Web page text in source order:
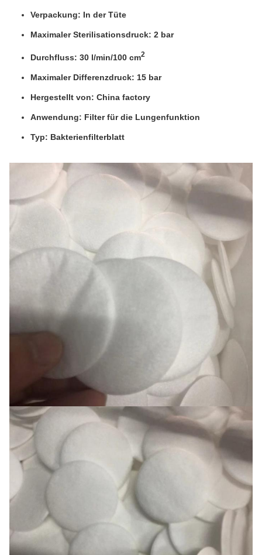
Verpackung: In der Tüte
Maximaler Sterilisationsdruck: 2 bar
Durchfluss: 30 l/min/100 cm2
Maximaler Differenzdruck: 15 bar
Hergestellt von: China factory
Anwendung: Filter für die Lungenfunktion
Typ: Bakterienfilterblatt